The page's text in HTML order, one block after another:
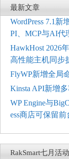
最新文章
WordPress 7.1
PI、MCP与AI代
HawkHost 2026
高性能主机同步
FlyWP新增全局
Kinsta API新增
WP Engine与
ess商店可保留
RakSmart七月活动